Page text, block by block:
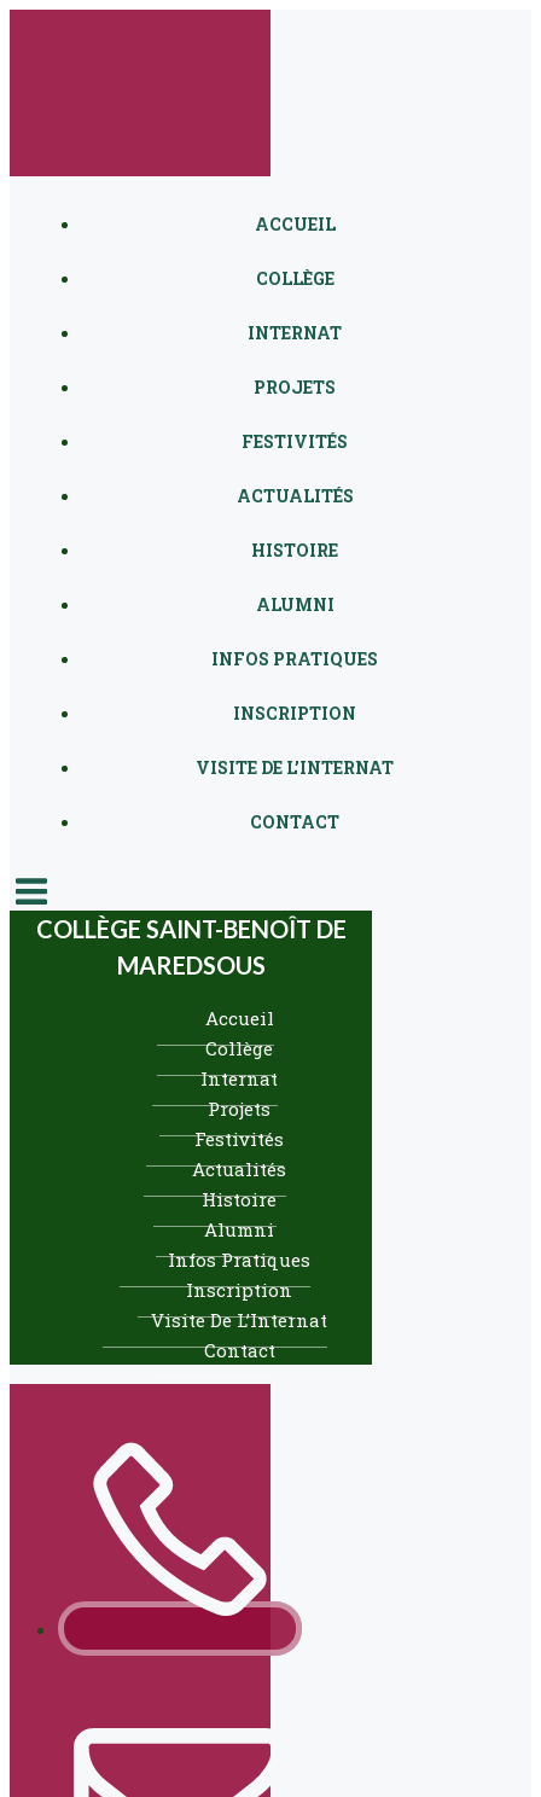
ACCUEIL
COLLÈGE
INTERNAT
PROJETS
FESTIVITÉS
ACTUALITÉS
HISTOIRE
ALUMNI
INFOS PRATIQUES
INSCRIPTION
VISITE DE L’INTERNAT
CONTACT
COLLÈGE SAINT-BENOÎT DE
MAREDSOUS
Accueil
Collège
Internat
Projets
Festivités
Actualités
Histoire
Alumni
Infos Pratiques
Inscription
Visite De L’Internat
Contact